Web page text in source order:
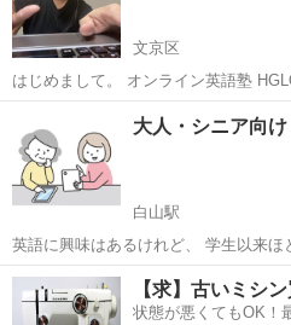
文京区
はじめまして。 オンライン英語塾
す。 英検対策を中心に、 小学生・中高生・大学生・社会人・主婦・シ
ニアまで、 幅広い年代の方が受講中。 レッスンはすべてZoomの完全
オンラインなので、...
英検 1級
大人・シニア向
白山駅
英語に興味はあるけれど、 学生以来ほとんど使っていない。 英会話教
室についていけるか不安。 今さら始めても遅いかもしれない。 そんな
東京 文京区 白山駅
【求】古いミシ
状態が悪くてもOK！